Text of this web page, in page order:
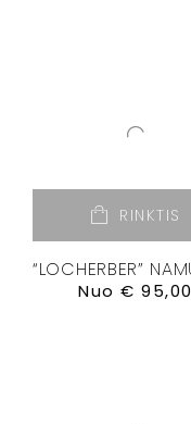
RINKTIS
Nuo€ 95,00